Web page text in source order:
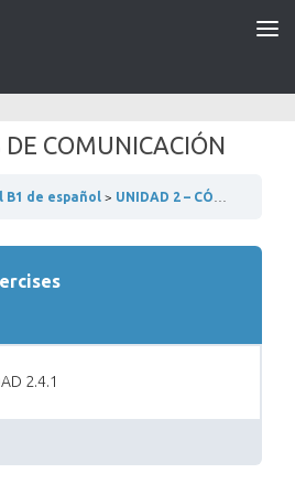
DE COMUNICACIÓN
B1 de español UNIDAD 2 – CÓMO ESTÁS
2.4.1